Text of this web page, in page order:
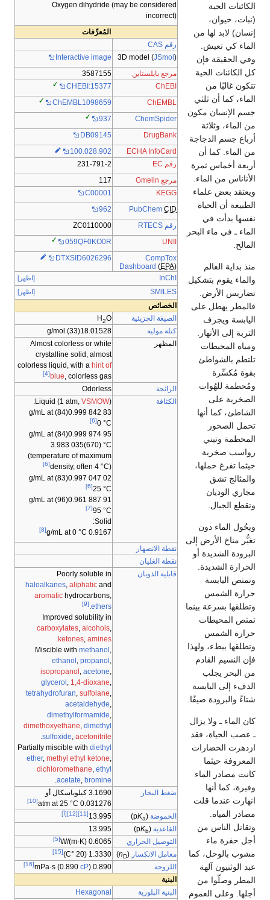
Oxygen dihydride (may be considered
incorrect)
المُعرِّفات
رقم CAS
3D model (JSmol)
Interactive image
مرجع بايلستاين
3587155
ChEBI
CHEBI:15377
ChEMBL
ChEMBL1098659
ChemSpider
937
DrugBank
DB09145
ECHA InfoCard
100.028.902
رقم EC
231-791-2
مرجع Gmelin
117
KEGG
C00001
PubChem CID
962
رقم RTECS
ZC0110000
UNII
059QF0KO0R
CompTox
Dashboard (EPA)
DTXSID6026296
InChI [اظهر]
SMILES [اظهر]
الخصائص
الصيغة الجزيئية
H2O
كتلة مولية
18.01528(33) g/mol
المظهر
Almost colorless or white
crystalline solid, almost
colorless liquid, with a hint of
blue, colorless gas
[4]
الرائحة
Odorless
الكثافة
Liquid (1 atm, VSMOW):
0.999 842 83
(84) g/mL
at
0 °C
[6]
0.999 974 95
(84) g/mL
at
3.983 035(670) °C
(temperature of maximum
density, often 4 °C)
[6]
0.997 047 02
(83) g/mL
at
25 °C
[6]
0.961 887 91
(96) g/mL
at
95 °C
[7]
Solid:
0.9167 g/mL at 0 °C
[8]
نقطة الانصهار
نقطة الغليان
قابلية الذوبان
Poorly soluble in
haloalkanes, aliphatic and
aromatic hydrocarbons,
ethers
.
[9]
Improved solubility in
carboxylates, alcohols,
ketones, amines
.
Miscible with methanol ,
ethanol , propanol ,
isopropanol , acetone,
glycerol , 1,4-dioxane,
tetrahydrofuran, sulfolane,
acetaldehyde,
dimethylformamide,
dimethoxyethane, dimethyl
sulfoxide, acetonitrile
.
Partially miscible with diethyl
ether, methyl ethyl ketone,
dichloromethane, ethyl
acetate, bromine
.
ضغط البخار
3.1690 كيلوباسكال أو
0.031276 atm at 25 °C
[10]
الحموضة (p
Ka
)
13.995
[11]
[12] [أ]
القاعدية (p
Kb
)
13.995
التوصيل الحراري
0.6065 W/(m·K)
[5]
معامل الانكسار (
nD
)
1.3330 (20 °C)
[15]
اللزوجة 0.890 mPa·s (0.890
cP)
[16]
البنية
البنية البلورية
Hexagonal
الكائنات الحية
(نبات، حيوان،
إنسان) لابد لها من
الماء كي تعيش.
وفي الحقيقة فإن
كل الكائنات الحية
تتكون غالبًا من
الماء، كما أن ثلثي
جسم الإنسان مكون
من الماء، وثلاثة
أرباع جسم الدجاجة
من الماء. كما أن
أربعة أخماس ثمرة
الأناناس من الماء.
ويعتقد بعض علماء
الطبيعة أن الحياة
نفسها بدأت في
الماء ـ في ماء البحر
المالح.
منذ بداية العالم
والماء يقوم بتشكيل
تضاريس الأرض.
فالمطر يهطل على
اليابسة ويجرف
التربة إلى الأنهار.
ومياه المحيطات
تلتطم بالشواطئ
بقوة مُكسِّرة
ومُحطمة للهُوات
الصخرية على
الشاطئ، كما أنها
تحمل الصخور
المحطمة وتبني
رواسب صخرية
حيثما تفرغ حملها،
والمثالج تشق
مجاري الوديان
وتقطع الجبال.
ويحُول الماء دون
تغيُّر مناخ الأرض إلى
البرودة الشديدة أو
الحرارة الشديدة.
وتمتص اليابسة
حرارة الشمس
وتطلقها بسرعة بينما
تمتص المحيطات
حرارة الشمس
وتطلقها ببطء، ولهذا
فإن النسيم القادم
من البحر يجلب
الدفء إلى اليابسة
شتاءً والبرودة صيفًا.
كان الماء ـ ولا يزال
ـ عصب الحياة، فقد
ازدهرت الحضارات
المعروفة حيثما
كانت مصادر الماء
وفيرة، كما أنها
انهارت عندما قلت
مصادر المياه.
وتقاتل الناس من
أجل حفرة ماء
مشوب بالوحل، كما
عبد الوثنيون آلهة
المطر وصلّوا من
أجلها. وعلى العموم